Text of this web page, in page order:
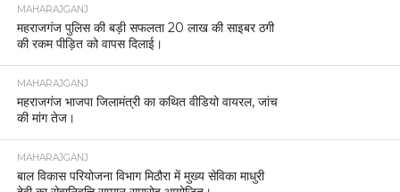
MAHARAJGANJ
महराजगंज पुलिस की बड़ी सफलता 20 लाख की साइबर ठगी
की रकम पीड़ित को वापस दिलाई।
MAHARAJGANJ
महराजगंज भाजपा जिलामंत्री का कथित वीडियो वायरल, जांच
की मांग तेज।
MAHARAJGANJ
बाल विकास परियोजना विभाग मिठौरा में मुख्य सेविका माधुरी